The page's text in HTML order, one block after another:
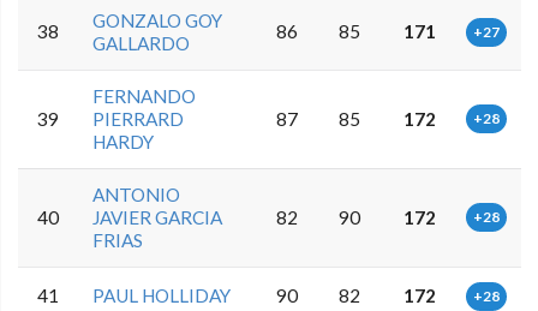
38
GONZALO GOY
GALLARDO
86 85 171 +27
39
FERNANDO
PIERRARD
HARDY
87 85 172 +28
40
ANTONIO
JAVIER GARCIA
FRIAS
82 90 172 +28
41 PAUL HOLLIDAY 90 82 172 +28